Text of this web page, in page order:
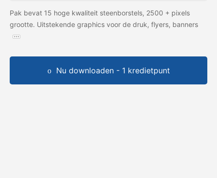
Pak bevat 15 hoge kwaliteit steenborstels, 2500 + pixels
grootte. Uitstekende graphics voor de druk, flyers, banners
Nu downloaden - 1 kredietpunt